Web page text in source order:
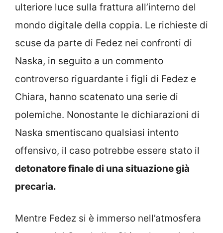
ulteriore luce sulla frattura all’interno del
mondo digitale della coppia. Le richieste di
scuse da parte di Fedez nei confronti di
Naska, in seguito a un commento
controverso riguardante i figli di Fedez e
Chiara, hanno scatenato una serie di
polemiche. Nonostante le dichiarazioni di
Naska smentiscano qualsiasi intento
offensivo, il caso potrebbe essere stato il
detonatore finale di una situazione già
precaria.
Mentre Fedez si è immerso nell’atmosfera